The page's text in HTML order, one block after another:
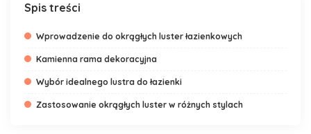
Spis treści
Wprowadzenie do okrągłych luster łazienkowych
Kamienna rama dekoracyjna
Wybór idealnego lustra do łazienki
Zastosowanie okrągłych luster w różnych stylach